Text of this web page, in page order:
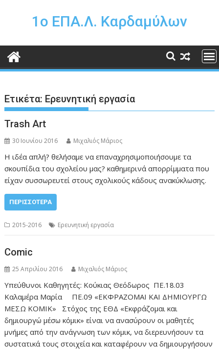
περιεχόμενο1o ΕΠΑ.Λ. Καρδαμύλων
Ετικέτα: Ερευνητική εργασία
Trash Art
30 Ιουνίου 2016 Μιχαλιός Μάριος
Η ιδέα απλή? θελήσαμε να επαναχρησιμοποιήσουμε τα
σκουπίδια του σχολείου μας? καθημερινά απορρίμματα που
είχαν συσσωρευτεί στους σχολικούς κάδους ανακύκλωσης.
ΠΕΡΙΣΣΌΤΕΡΑ
2015-2016 Ερευνητική εργασία
Comic
25 Απριλίου 2016 Μιχαλιός Μάριος
Υπεύθυνοι Καθηγητές: Κούκιας Θεόδωρος ΠΕ.18.03
Καλαμέρα Μαρία ΠΕ.09 «ΕΚΦΡΑΖΟΜΑΙ ΚΑΙ ΔΗΜΙΟΥΡΓΩ
ΜΕΣΩ ΚΟΜΙΚ» Στόχος της ΕΘΔ «Εκφράζομαι και
δημιουργώ μέσω κόμικ» είναι να ανασύρουν οι μαθητές
μνήμες από την ανάγνωση των κόμικ, να διερευνήσουν τα
συστατικά τους στοιχεία και καταφέρουν να δημιουργήσουν